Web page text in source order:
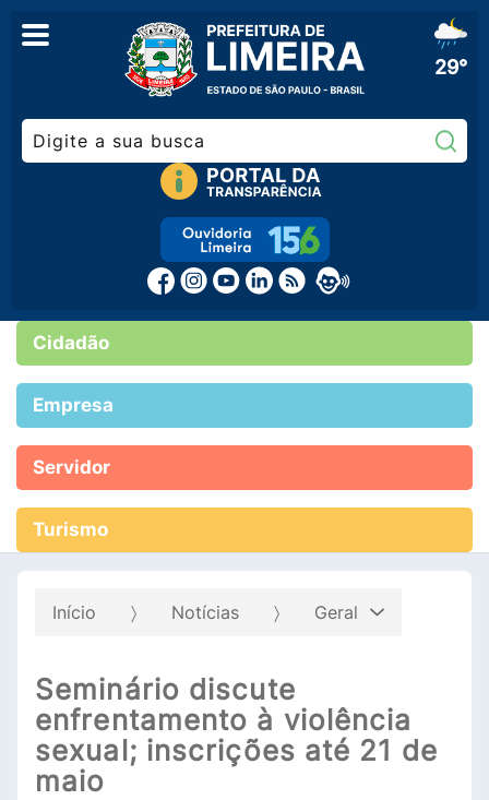
29°
Cidadão
Empresa
Servidor
Turismo
Início Notícias Geral
Seminário discute
enfrentamento à violência
sexual; inscrições até 21 de
maio